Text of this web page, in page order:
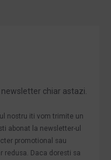
chiar astazi.
nostru iti vom trimite un
abonat la newsletter-ul
promotional sau
redusa. Daca doresti sa